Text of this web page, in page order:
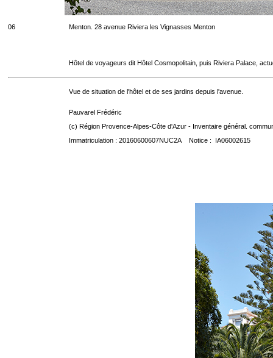
06 Menton. 28 avenue Riviera les Vignasses Menton
Hôtel de voyageurs dit Hôtel Cosmopolitain, puis Riviera Palace,
Vue de situation de l'hôtel et de ses jardins depuis l'avenue.
Pauvarel Frédéric
(c) Région Provence-Alpes-Côte d'Azur - Inventaire général.
Immatriculation : 20160600607NUC2A Notice : IA06002615